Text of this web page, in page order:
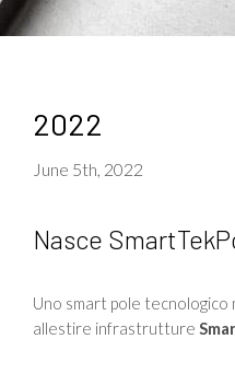
2022
June 5th, 2022
Nasce
Uno smart pole
allestire infrastrutture